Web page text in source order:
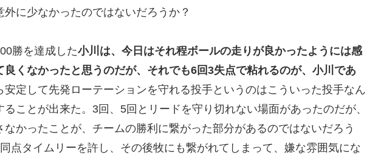
に少なかったのではないだろうか？
勝を達成した小川は、今日はそれ程ボールの走りが良かったようには感
良くなかったと思うのだが、それでも6回3失点で粘れるのが、小川であ
安定して先発ローテーションを守れる投手というのはこういった投手なん
ことが出来た。3回、5回とリードを守り切れない場面があったのだが、
かったことが、チームの勝利に繋がった部分があるのではないだろう
点タイムリーを許し、その後牧にも繋がれてしまって、嫌な雰囲気にな